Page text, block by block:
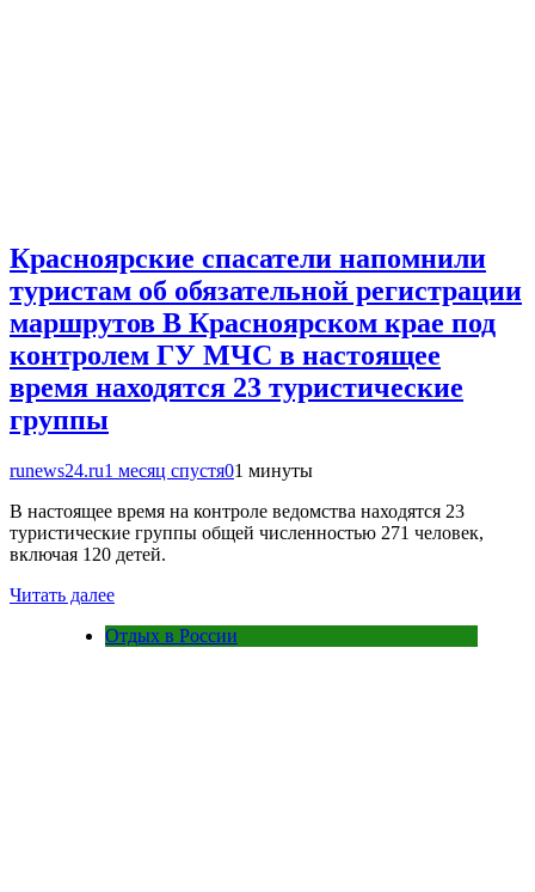
Красноярские спасатели напомнили
туристам об обязательной регистрации
маршрутов В Красноярском крае под
контролем ГУ МЧС в настоящее
время находятся 23 туристические
группы
runews24.ru1 месяц спустя01 минуты
В настоящее время на контроле ведомства находятся 23
туристические группы общей численностью 271 человек,
включая 120 детей.
Читать далее
Отдых в России